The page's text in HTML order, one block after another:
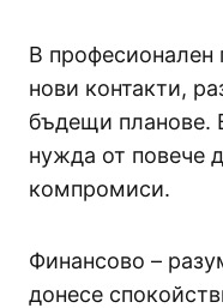
В професионален
нови контакти,
бъдещи планове.
нужда от повече
компромиси.
Финансово –
донесе